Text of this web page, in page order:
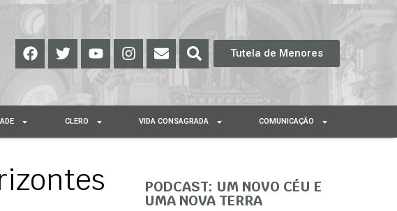
Tutela de Menores
CLERO VIDA CONSAGRADA COMUNICAÇÃO
PODCAST: UM NOVO CÉU E
UMA NOVA TERRA